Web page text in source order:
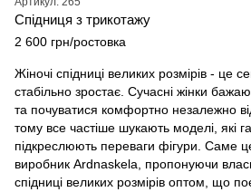
Спідниця з трикотажу
2 600 грн/ростовка
Жіночі спідниці великих розмірів - це
стабільно зростає. Сучасні жінки
та почуватися комфортно незалежно
тому все частіше шукають моделі, які
підкреслюють переваги фігури. Саме
виробник Ardnaskela, пропонуючи
спідниці великих розмірів оптом, що